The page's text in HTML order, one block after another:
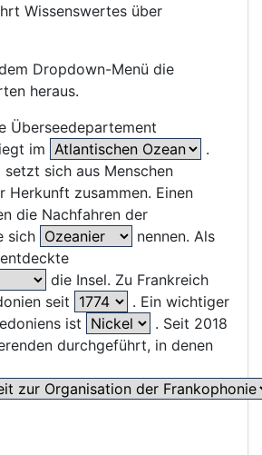
Wissenswertes über
Dropdown-Menü die
heraus.
Überseedepartement
im
.
setzt sich aus Menschen
Herkunft zusammen. Einen
die Nachfahren der
sich
nennen. Als
die Insel. Zu Frankreich
seit
. Ein wichtiger
ist
. Seit 2018
durchgeführt, in denen